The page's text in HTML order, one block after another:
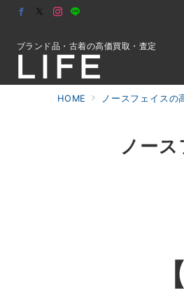
ブランド品・古着の高価買取・査定
HOME ノースフェイスの
ノー